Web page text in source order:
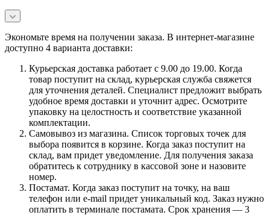
Экономьте время на получении заказа. В интернет-магазине
доступно 4 варианта доставки:
Курьерская доставка работает с 9.00 до 19.00. Когда
товар поступит на склад, курьерская служба свяжется
для уточнения деталей. Специалист предложит выбрать
удобное время доставки и уточнит адрес. Осмотрите
упаковку на целостность и соответствие указанной
комплектации.
Самовывоз из магазина. Список торговых точек для
выбора появится в корзине. Когда заказ поступит на
склад, вам придет уведомление. Для получения заказа
обратитесь к сотруднику в кассовой зоне и назовите
номер.
Постамат. Когда заказ поступит на точку, на ваш
телефон или e-mail придет уникальный код. Заказ нужно
оплатить в терминале постамата. Срок хранения — 3